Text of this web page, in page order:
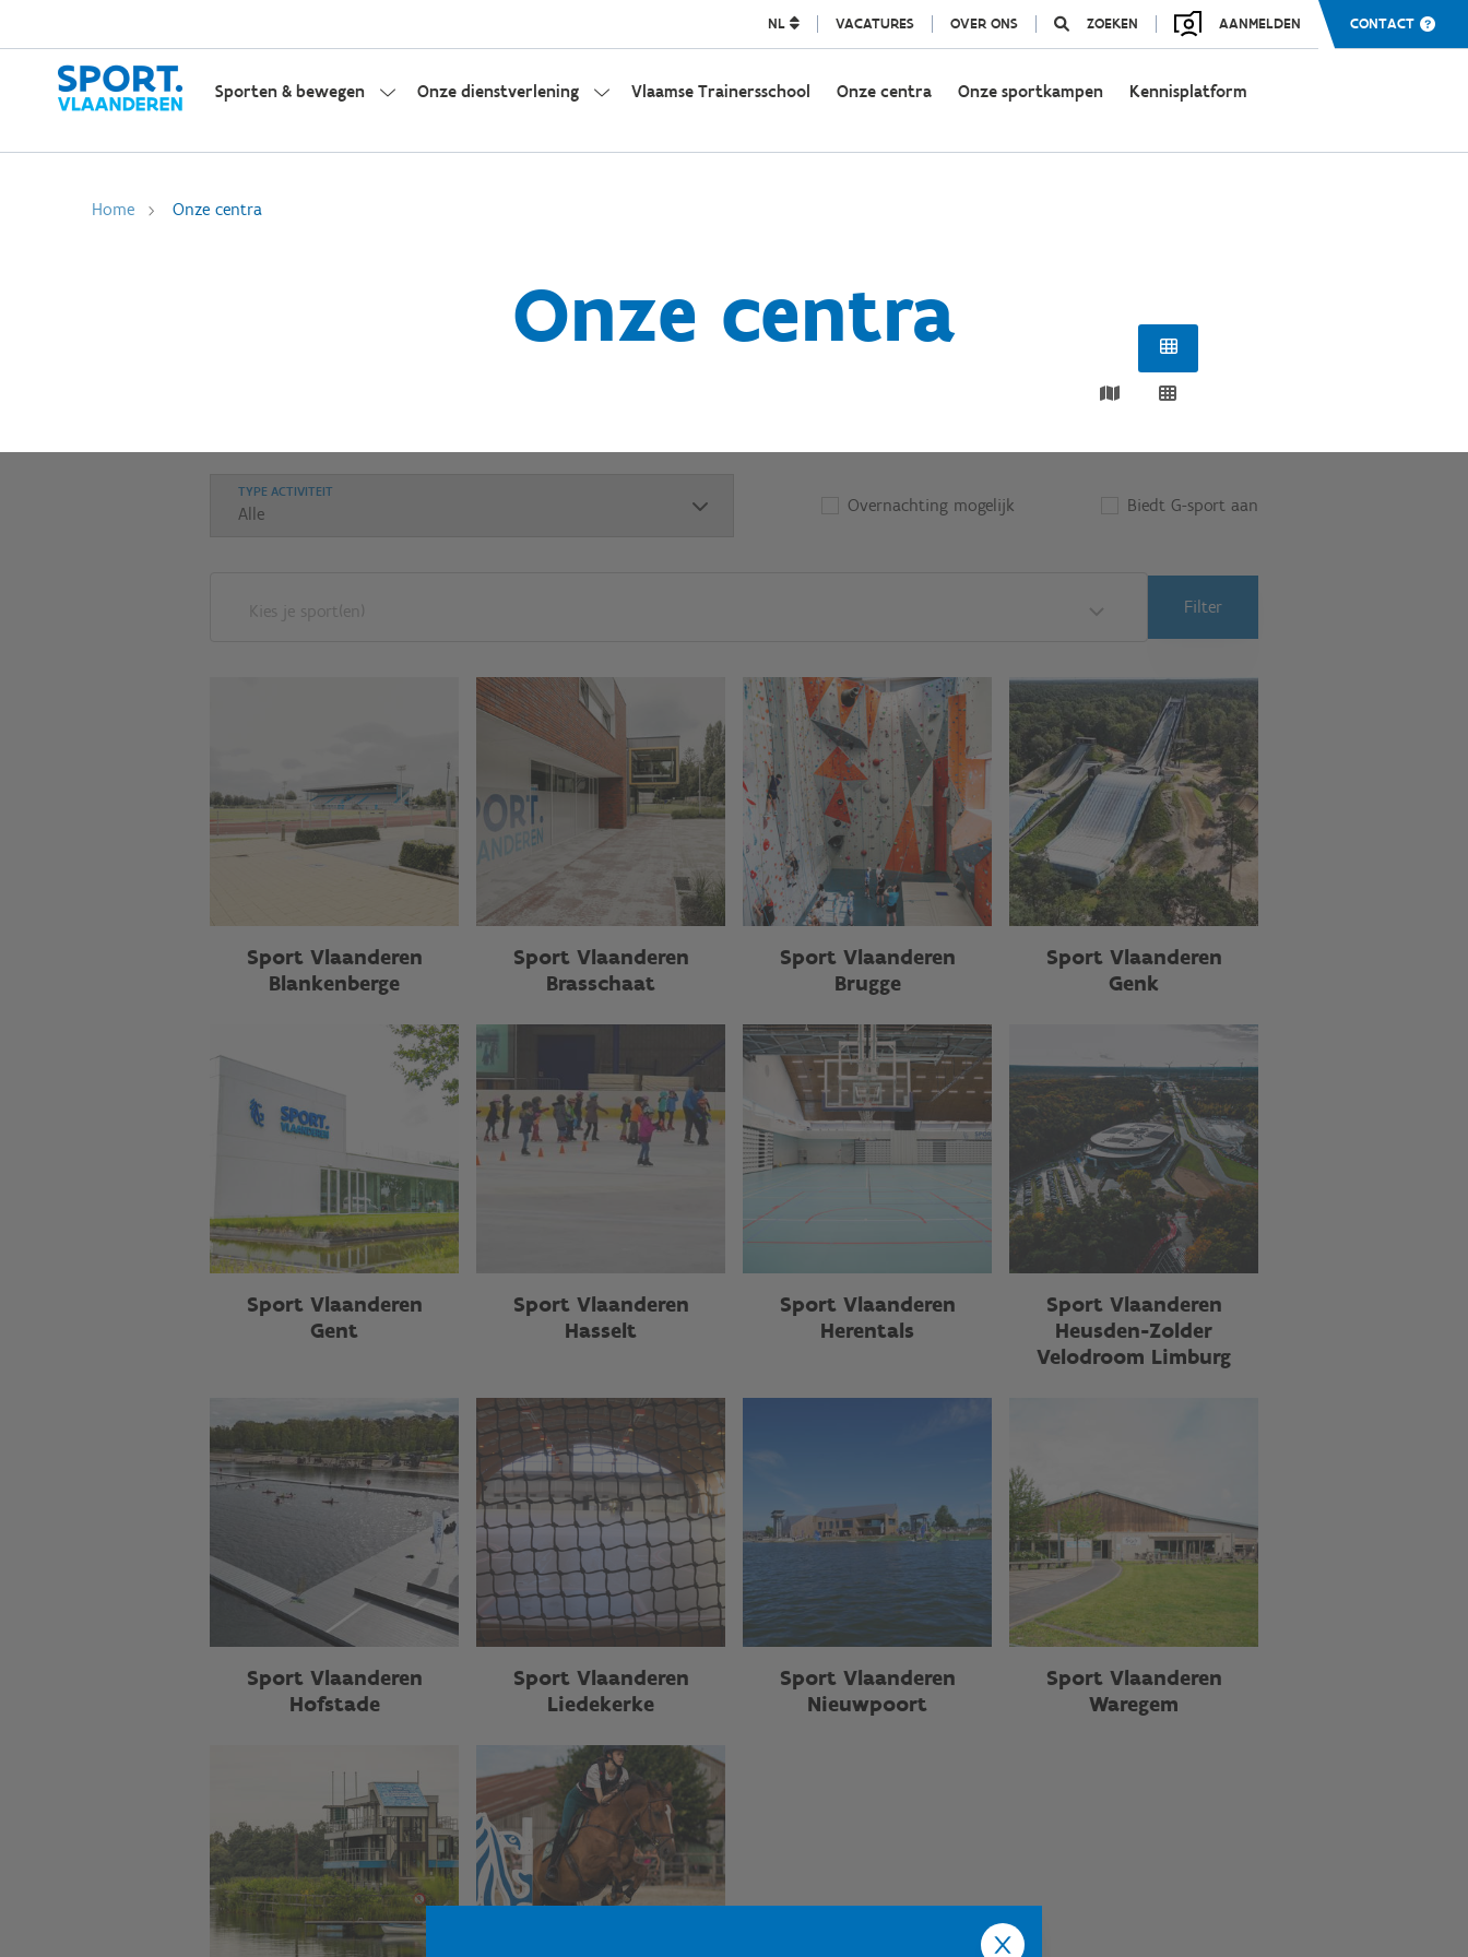
NL VACATURES OVER ONS ZOEKEN AANMELDEN CONTACT
Sporten & bewegen Onze dienstverlening Vlaamse Trainersschool Onze centra Onze sportkampen Kennisplatform
Home Onze centra
Onze centra
TYPE ACTIVITEIT
Overnachting mogelijk Biedt G-sport aan
Kies je sport(en) Filter
Sport Vlaanderen
Blankenberge
Sport Vlaanderen
Brasschaat
Sport Vlaanderen
Brugge
Sport Vlaanderen
Genk
Sport Vlaanderen
Gent
Sport Vlaanderen
Hasselt
Sport Vlaanderen
Herentals
Sport Vlaanderen
Heusden-Zolder
Velodroom Limburg
Sport Vlaanderen
Hofstade
Sport Vlaanderen
Liedekerke
Sport Vlaanderen
Nieuwpoort
Sport Vlaanderen
Waregem